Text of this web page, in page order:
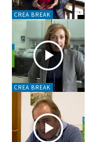
CREA BREAK
CREA BREAK